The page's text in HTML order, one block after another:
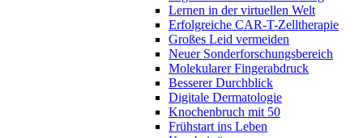
Lernen in der virtuellen Welt
Erfolgreiche CAR-T-Zelltherapie
Großes Leid vermeiden
Neuer Sonderforschungsbereich
Molekularer Fingerabdruck
Besserer Durchblick
Digitale Dermatologie
Knochenbruch mit 50
Frühstart ins Leben